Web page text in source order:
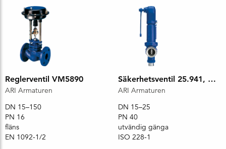
Reglerventil VM5890
ARI Armaturen
DN 15–150
PN 16
fläns
EN 1092-1/2
Säkerhetsventil 25.941, DN 15x20, PN 40
ARI Armaturen
DN 15–25
PN 40
utvändig gänga
ISO 228-1